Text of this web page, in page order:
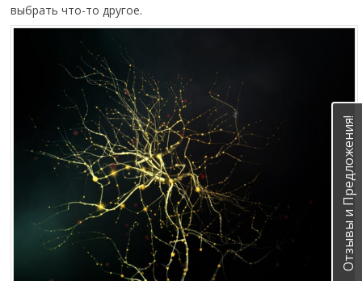
выбрать что-то другое.
Отзывы и Предложения!